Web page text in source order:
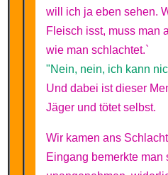
will ich ja eben sehen.
Fleisch isst, muss man
wie man schlachtet.`
"Nein, nein, ich kann
Und dabei ist dieser
Jäger und tötet selbst.
Wir kamen ans
Eingang bemerkte man